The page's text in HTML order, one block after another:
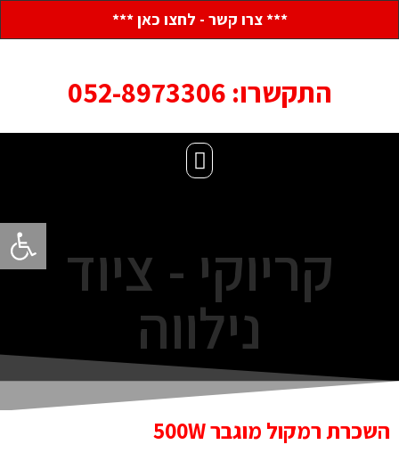
*** צרו קשר - לחצו כאן ***
התקשרו: 052-8973306
קריוקי - ציוד
נילווה
השכרת רמקול מוגבר 500W
פתח